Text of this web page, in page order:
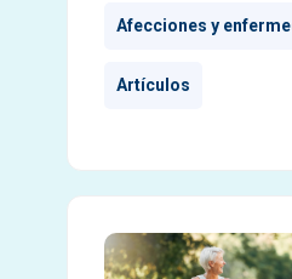
Afecciones y
Artículos